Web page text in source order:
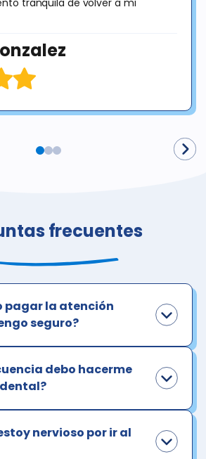
frecuentes
pagar la atención
seguro?
debo hacerme
nervioso por ir al